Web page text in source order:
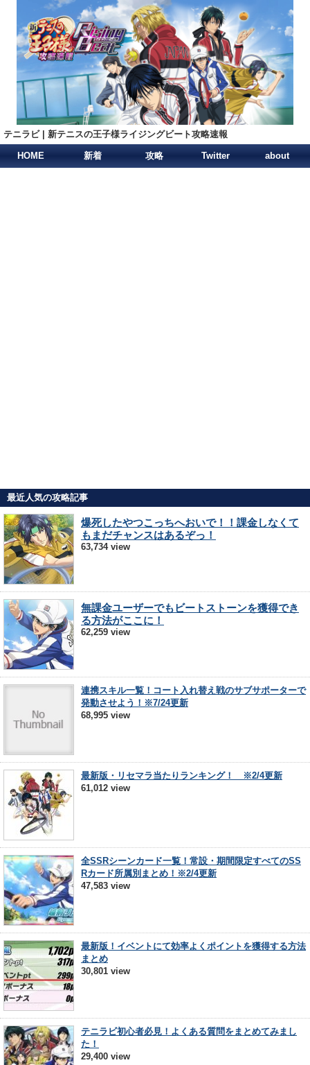
テニラビ | 新テニスの王子様ライジングビート攻略速報
HOME 新着 攻略 Twitter about
最近人気の攻略記事
爆死したやつこっちへおいで！！課金しなくて
もまだチャンスはあるぞっ！
63,734 view
無課金ユーザーでもビートストーンを獲得でき
る方法がここに！
62,259 view
連携スキル一覧！コート入れ替え戦のサブサポーターで
発動させよう！※7/24更新
68,995 view
最新版・リセマラ当たりランキング！ ※2/4更新
61,012 view
全SSRシーンカード一覧！常設・期間限定すべてのSS
Rカード所属別まとめ！※2/4更新
47,583 view
最新版！イベントにて効率よくポイントを獲得する方法
まとめ
30,801 view
テニラビ初心者必見！よくある質問をまとめてみまし
た！
29,400 view